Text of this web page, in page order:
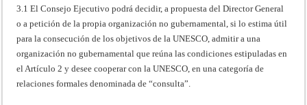
3.1 El Consejo Ejecutivo podrá decidir, a propuesta del Director General
o a petición de la propia organización no gubernamental, si lo estima útil
para la consecución de los objetivos de la UNESCO, admitir a una
organización no gubernamental que reúna las condiciones estipuladas en
el Artículo 2 y desee cooperar con la UNESCO, en una categoría de
relaciones formales denominada de “consulta”.